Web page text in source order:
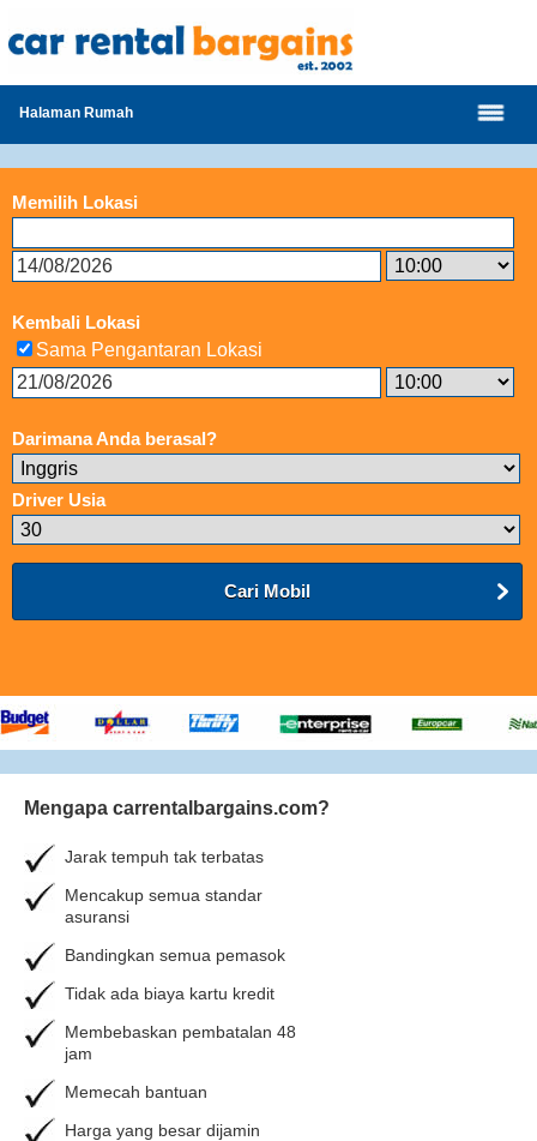
Halaman Rumah
Memilih Lokasi
Kembali Lokasi
Sama Pengantaran Lokasi
Darimana Anda berasal?
Driver Usia
Cari Mobil
Mengapa carrentalbargains.com?
Jarak tempuh tak terbatas
Mencakup semua standar
asuransi
Bandingkan semua pemasok
Tidak ada biaya kartu kredit
Membebaskan pembatalan 48
jam
Memecah bantuan
Harga yang besar dijamin